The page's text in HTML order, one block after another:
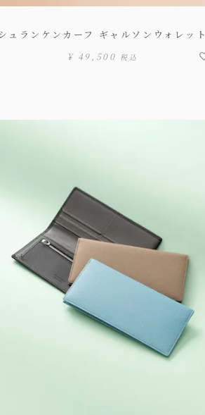
ュランケンカーフ ギャルソンウォレット
¥ 49,500 税込